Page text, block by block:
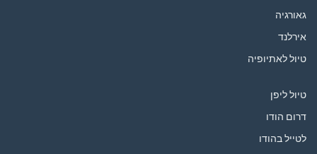
גאורגיה
אירלנד
טיול לאתיופיה
טיול ליפן
דרום הודו
לטייל בהודו